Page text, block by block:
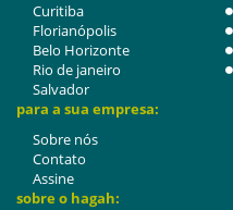
Curitiba
Florianópolis
Belo Horizonte
Rio de janeiro
Salvador
para a sua empresa:
Sobre nós
Contato
Assine
sobre o hagah: